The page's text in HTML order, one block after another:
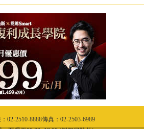
02-2510-8888傳真：02-2503-6989